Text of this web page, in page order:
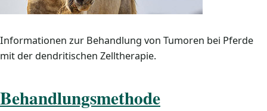
Informationen zur Behandlung von Tumoren bei Pferde
mit der dendritischen Zelltherapie.
Behandlungsmethode